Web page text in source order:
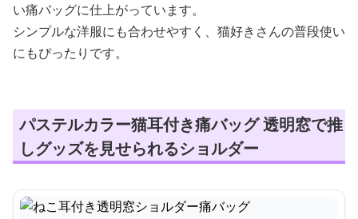
い痛バッグに仕上がっています。
シンプルな洋服にも合わせやすく、猫好きさんの普段使い
にもぴったりです。
パステルカラー猫耳付き痛バッグ 透明窓で推
しグッズを見せられるショルダー